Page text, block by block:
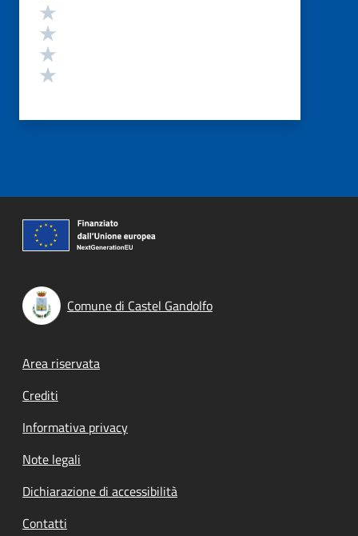
Comune di Castel Gandolfo
Footer menu
Area riservata
Crediti
Informativa privacy
Note legali
Dichiarazione di accessibilità
Contatti